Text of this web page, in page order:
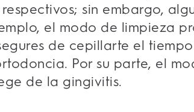
sin embargo,
el modo de limpieza
de cepillarte el
Por su parte, el
de la gingivitis.